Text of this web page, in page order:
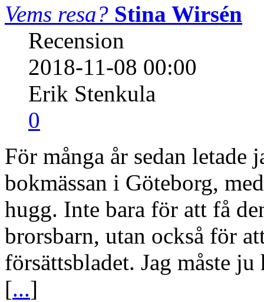
Vems resa? Stina Wirsén
Recension
2018-11-08 00:00
Erik Stenkula
0
För många år sedan letade
bokmässan i Göteborg,
hugg. Inte bara för att få
brorsbarn, utan också för
försättsbladet. Jag måste
[...]